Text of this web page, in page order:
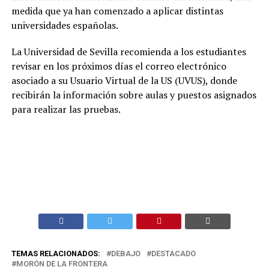
medida que ya han comenzado a aplicar distintas
universidades españolas.
La Universidad de Sevilla recomienda a los estudiantes
revisar en los próximos días el correo electrónico
asociado a su Usuario Virtual de la US (UVUS), donde
recibirán la información sobre aulas y puestos asignados
para realizar las pruebas.
TEMAS RELACIONADOS: DEBAJO
DESTACADO
MORÓN DE LA FRONTERA